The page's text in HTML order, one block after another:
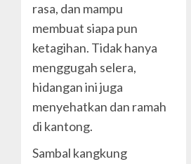
rasa, dan mampu
membuat siapa pun
ketagihan. Tidak hanya
menggugah selera,
hidangan ini juga
menyehatkan dan ramah
di kantong.
Sambal kangkung